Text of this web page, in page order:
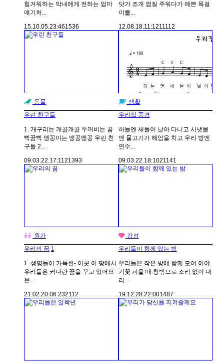
힘겨워하는 막내에게 전하는 엄마
얘기처...
15.10.05.23:461536
닷가 조개 껍질 주워다가 예쁜 목걸
이를...
12.08.18.11:1211112
동물
우린 친구들
1. 개구리는 개골개골 두꺼비는 꿈
뻑꿈뻑 맹꽁이는 맹꽁맹꽁 우린 친
구들 2...
09.03.22.17:1121393
생활
우리집 풍경
하늘엔 새들이 날아 다니고 시냇물
엔 물고기가 헤엄을 치고 우리 방엔
연수...
09.03.22.18:1021141
원가
우리의 꿈 1
1. 생명들이 가득한- 이곳 이 땅에서
우리들은 커다란 꿈을 꾸고 있어요
온...
21.02.20. 06:232112
감성
우리들이 함께 있는 밤
우리들은 작은 방에 함께 모여 이야
기꽃 피울 때 창밖으로 소리 없이 내
리...
19.12.28. 22:001487